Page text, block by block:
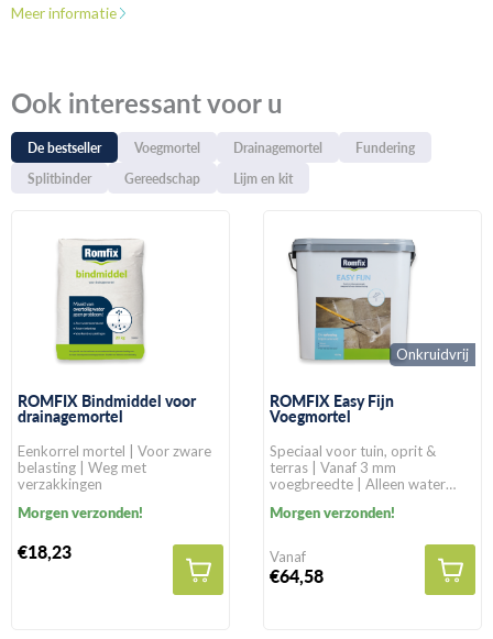
Meer informatie
Ook interessant voor u
De bestseller Voegmortel Drainagemortel
Fundering
Splitbinder
Gereedschap Lijm en kit
ROMFIX Bindmiddel voor
drainagemortel
Eenkorrel mortel | Voor zware
belasting | Weg met
verzakkingen
Morgen verzonden!
€18,23
Onkruidvrij
ROMFIX Easy Fijn
Voegmortel
Speciaal voor tuin, oprit &
terras | Vanaf 3 mm
voegbreedte | Alleen water
Morgen verzonden!
Vanaf
€64,58